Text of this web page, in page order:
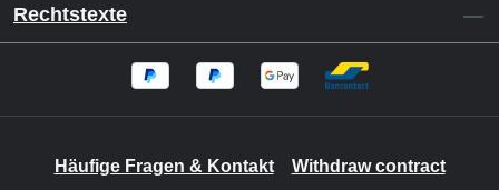
Rechtstexte
Häufige Fragen & Kontakt Withdraw contract